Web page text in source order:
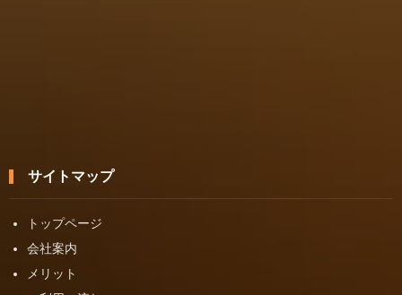
サイトマップ
トップページ
会社案内
メリット